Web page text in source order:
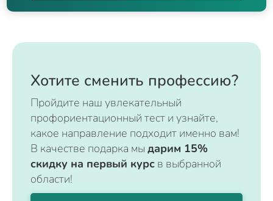
Хотите сменить профессию?
Пройдите наш увлекательный
профориентационный тест и узнайте,
какое направление подходит именно вам!
В качестве подарка мы дарим 15%
скидку на первый курс в выбранной
области!